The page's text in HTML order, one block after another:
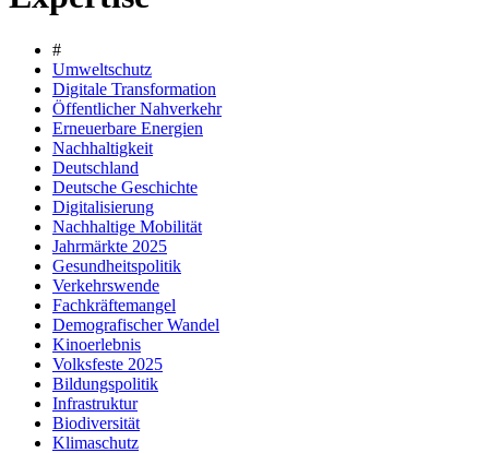
#
Umweltschutz
Digitale Transformation
Öffentlicher Nahverkehr
Erneuerbare Energien
Nachhaltigkeit
Deutschland
Deutsche Geschichte
Digitalisierung
Nachhaltige Mobilität
Jahrmärkte 2025
Gesundheitspolitik
Verkehrswende
Fachkräftemangel
Demografischer Wandel
Kinoerlebnis
Volksfeste 2025
Bildungspolitik
Infrastruktur
Biodiversität
Klimaschutz